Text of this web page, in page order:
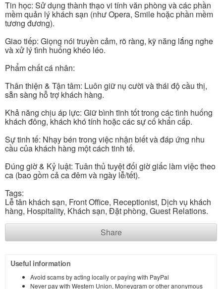
Tin học: Sử dụng thành thạo vi tính văn phòng và các phần
mềm quản lý khách sạn (như Opera, Smile hoặc phần mềm
tương đương).
Giao tiếp: Giọng nói truyền cảm, rõ ràng, kỹ năng lắng nghe
và xử lý tình huống khéo léo.
Phẩm chất cá nhân:
Thân thiện & Tận tâm: Luôn giữ nụ cười và thái độ cầu thị,
sẵn sàng hỗ trợ khách hàng.
Khả năng chịu áp lực: Giữ bình tĩnh tốt trong các tình huống
khách đông, khách khó tính hoặc các sự cố khẩn cấp.
Sự tinh tế: Nhạy bén trong việc nhận biết và đáp ứng nhu
cầu của khách hàng một cách tinh tế.
Đúng giờ & Kỷ luật: Tuân thủ tuyệt đối giờ giấc làm việc theo
ca (bao gồm cả ca đêm và ngày lễ/tết).
Tags:
Lễ tân khách sạn, Front Office, Receptionist, Dịch vụ khách
hàng, Hospitality, Khách sạn, Đặt phòng, Guest Relations.
Share
Useful information
Avoid scams by acting locally or paying with PayPal
Never pay with Western Union, Moneygram or other anonymous